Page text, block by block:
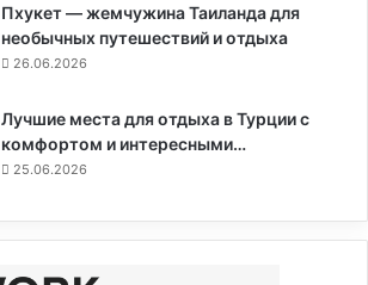
Пхукет — жемчужина Таиланда для
необычных путешествий и отдыха
26.06.2026
Лучшие места для отдыха в Турции с
комфортом и интересными…
25.06.2026